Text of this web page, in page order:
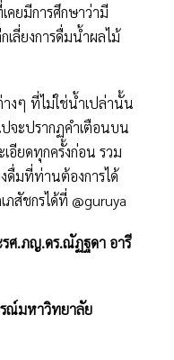
ยมีการศึกษาว่ามี
เลี่ยงการดื่มน้ำผลไม้
งๆ ที่ไม่ใช่น้ำเปล่านั้น
ปจะปรากฏคำเตือนบน
อียดทุกครั้งก่อน รวม
ดื่มที่ท่านต้องการได้
สัชกรได้ที่ @guruya
ศ.ภญ.ดร.ณัฏฐดา อารี
ณ์มหาวิทยาลัย